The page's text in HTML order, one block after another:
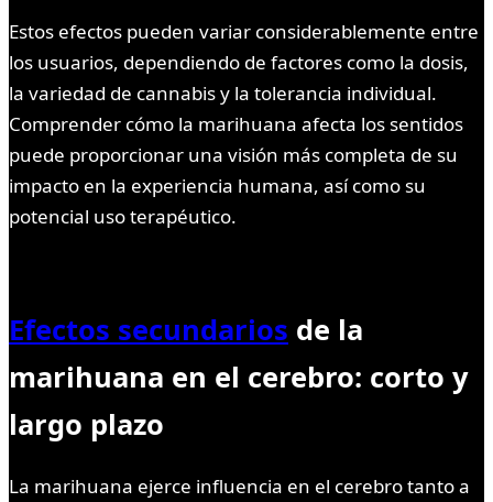
Estos efectos pueden variar considerablemente entre
los usuarios, dependiendo de factores como la dosis,
la variedad de cannabis y la tolerancia individual.
Comprender cómo la marihuana afecta los sentidos
puede proporcionar una visión más completa de su
impacto en la experiencia humana, así como su
potencial uso terapéutico.
Efectos secundarios de la
marihuana en el cerebro: corto y
largo plazo
La marihuana ejerce influencia en el cerebro tanto a